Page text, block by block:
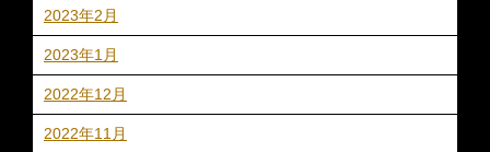
2023年2月
2023年1月
2022年12月
2022年11月